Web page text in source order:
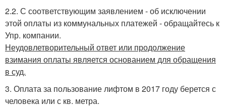
2.2. С соответствующим заявлением - об исключении
этой оплаты из коммунальных платежей - обращайтесь к
Упр. компании.
Неудовлетворительный ответ или продолжение
взимания оплаты является основанием для обращения
в суд.
3. Оплата за пользование лифтом в 2017 году берется с
человека или с кв. метра.